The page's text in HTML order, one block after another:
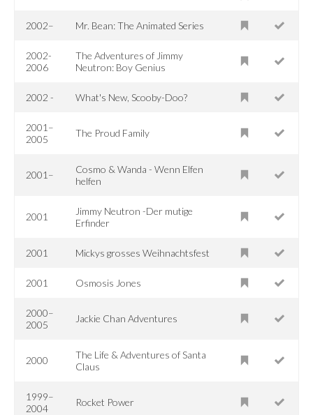
2002– Mr. Bean: The Animated Series
2002-
2006
The Adventures of Jimmy
Neutron: Boy Genius
2002 - What's New, Scooby-Doo?
2001–
2005
The Proud Family
2001–
Cosmo & Wanda - Wenn Elfen
helfen
2001
Jimmy Neutron -Der mutige
Erfinder
2001 Mickys grosses Weihnachtsfest
2001 Osmosis Jones
2000–
2005
Jackie Chan Adventures
2000
The Life & Adventures of Santa
Claus
1999–
2004
Rocket Power